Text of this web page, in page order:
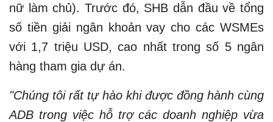
nữ làm chủ). Trước đó, SHB dẫn đầu về tổng
số tiền giải ngân khoản vay cho các WSMEs
với 1,7 triệu USD, cao nhất trong số 5 ngân
hàng tham gia dự án.
"Chúng tôi rất tự hào khi được đồng hành cùng
ADB trong việc hỗ trợ các doanh nghiệp vừa